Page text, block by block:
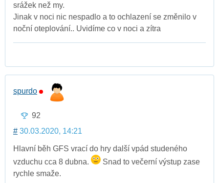
srážek než my.
Jinak v noci nic nespadlo a to ochlazení se změnilo v
noční oteplování.. Uvidíme co v noci a zítra
spurdo
92
# 30.03.2020, 14:21
Hlavní běh GFS vrací do hry další vpád studeného
vzduchu cca 8 dubna.
Snad to večerní výstup zase
rychle smaže.